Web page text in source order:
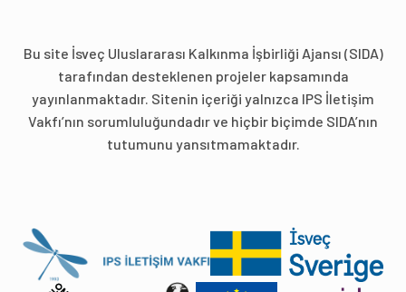
Bu site İsveç Uluslararası Kalkınma İşbirliği Ajansı (SIDA)
tarafından desteklenen projeler kapsamında
yayınlanmaktadır. Sitenin içeriği yalnızca IPS İletişim
Vakfı’nın sorumluluğundadır ve hiçbir biçimde SIDA’nın
tutumunu yansıtmamaktadır.